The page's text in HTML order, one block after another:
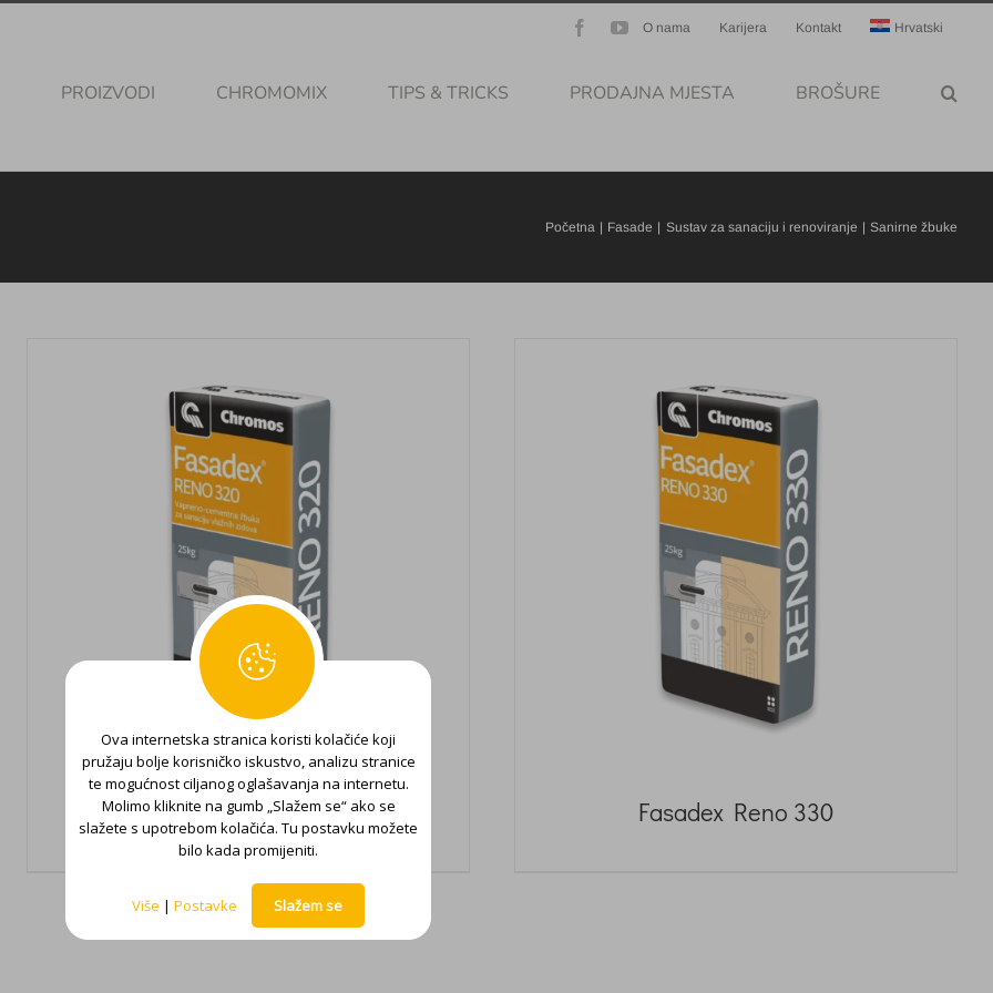
O nama Karijera Kontakt Hrvatski
FacebookYouTube
PROIZVODI CHROMOMIX TIPS & TRICKS PRODAJNA MJESTA BROŠURE
Početna Fasade Sustav za sanaciju i renoviranje Sanirne žbuke
Fasadex Reno 320 Fasadex Reno 330
Ova internetska stranica koristi kolačiće koji
pružaju bolje korisničko iskustvo, analizu stranice
te mogućnost ciljanog oglašavanja na internetu.
Molimo kliknite na gumb „Slažem se“ ako se
slažete s upotrebom kolačića. Tu postavku možete
bilo kada promijeniti.
Više | Postavke Slažem se